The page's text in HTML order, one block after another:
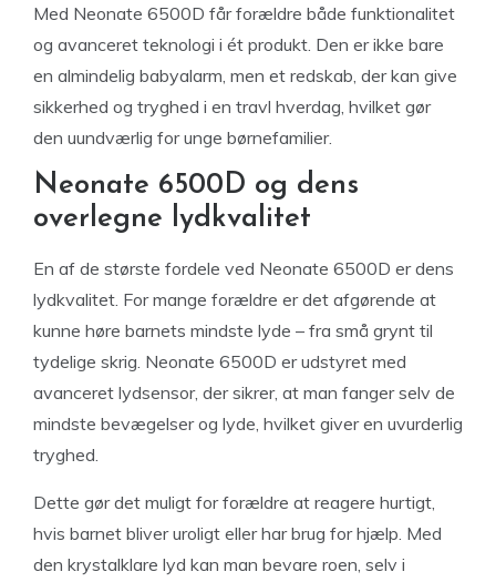
Med Neonate 6500D får forældre både funktionalitet
og avanceret teknologi i ét produkt. Den er ikke bare
en almindelig babyalarm, men et redskab, der kan give
sikkerhed og tryghed i en travl hverdag, hvilket gør
den uundværlig for unge børnefamilier.
Neonate 6500D og dens
overlegne lydkvalitet
En af de største fordele ved Neonate 6500D er dens
lydkvalitet. For mange forældre er det afgørende at
kunne høre barnets mindste lyde – fra små grynt til
tydelige skrig. Neonate 6500D er udstyret med
avanceret lydsensor, der sikrer, at man fanger selv de
mindste bevægelser og lyde, hvilket giver en uvurderlig
tryghed.
Dette gør det muligt for forældre at reagere hurtigt,
hvis barnet bliver uroligt eller har brug for hjælp. Med
den krystalklare lyd kan man bevare roen, selv i